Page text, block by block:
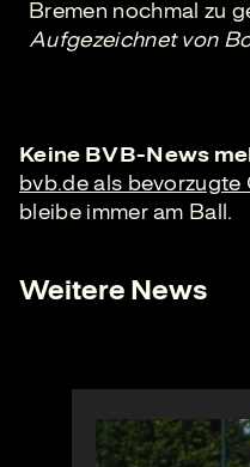
Bremen nochmal zu
Aufgezeichnet von
Keine BVB-News
bvb.de als
bleibe immer am Ball.
Weitere News